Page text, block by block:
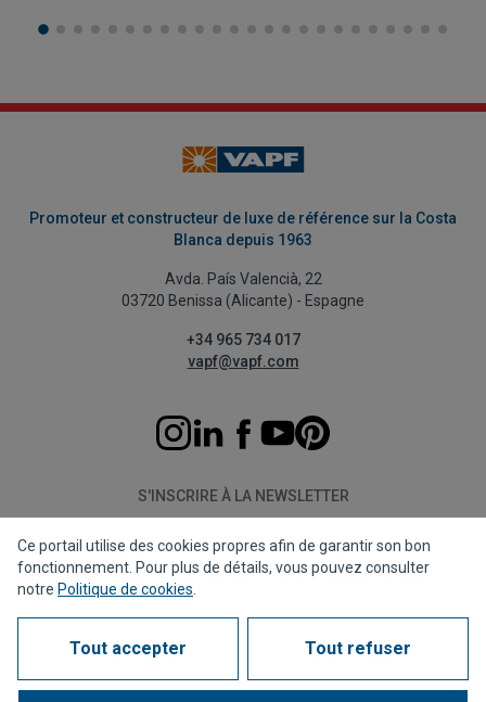
Promoteur et constructeur de luxe de référence sur la Costa
Blanca depuis 1963
Avda. País Valencià, 22
03720 Benissa (Alicante) - Espagne
+34 965 734 017
vapf@vapf.com
S'INSCRIRE À LA NEWSLETTER
S'abonner
Politique de confidentialité
Politique de cookies
Avis juridiqueCanal de dénonciationCorporate compliance
Ce portail utilise des cookies propres afin de garantir son bon
fonctionnement. Pour plus de détails, vous pouvez consulter
notre Politique de cookies
Tout accepter Tout refuser